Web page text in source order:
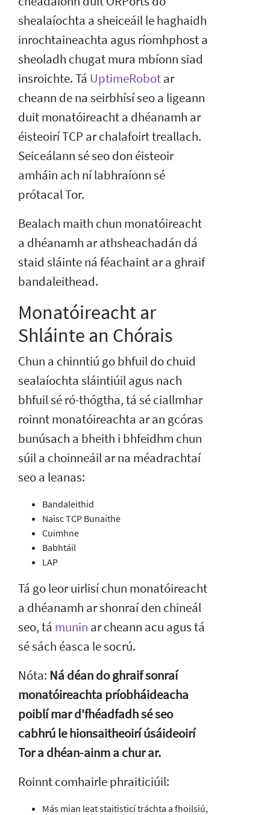
shealaíochta a sheiceáil le haghaidh
inrochtaineachta agus ríomhphost a
sheoladh chugat mura mbíonn siad
insroichte. Tá UptimeRobotar
cheann de na seirbhísí seo a ligeann
duit monatóireacht a dhéanamh ar
éisteoirí TCP ar chalafoirt treallach.
Seiceálann sé seo don éisteoir
amháin ach ní labhraíonn sé
prótacal Tor.
Bealach maith chun monatóireacht
a dhéanamh ar athsheachadán dá
staid sláinte ná féachaint ar a ghraif
bandaleithead.
Monatóireacht ar
Shláinte an Chórais
Chun a chinntiú go bhfuil do chuid
sealaíochta sláintiúil agus nach
bhfuil sé ró-thógtha, tá sé ciallmhar
roinnt monatóireachta ar an gcóras
bunúsach a bheith i bhfeidhm chun
súil a choinneáil ar na méadrachtaí
seo a leanas:
Bandaleithid
Naisc TCP Bunaithe
Cuimhne
Babhtáil
LAP
Tá go leor uirlisí chun monatóireacht
a dhéanamh ar shonraí den chineál
seo, tá munin ar cheann acu agus tá
sé sách éasca le socrú.
Nóta: Ná déan do ghraif sonraí
monatóireachta príobháideacha
poiblí mar d'fhéadfadh sé seo
cabhrú le hionsaitheoirí úsáideoirí
Tor a dhéan-ainm a chur ar.
Roinnt comhairle phraiticiúil:
Más mian leat staitisticí tráchta a fhoilsiú,